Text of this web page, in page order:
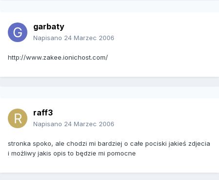
garbaty
Napisano 24 Marzec 2006
http://www.zakee.ionichost.com/
raff3
Napisano 24 Marzec 2006
stronka spoko, ale chodzi mi bardziej o całe pociski jakieś zdjecia
i możliwy jakis opis to będzie mi pomocne